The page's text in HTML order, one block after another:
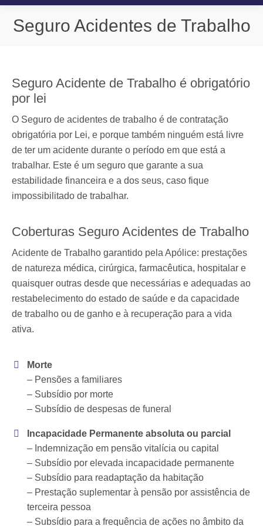
Seguro Acidentes de Trabalho
You are here:
Seguro Acidente de Trabalho é obrigatório
por lei
O Seguro de acidentes de trabalho é de contratação
obrigatória por Lei, e porque também ninguém está livre
de ter um acidente durante o período em que está a
trabalhar. Este é um seguro que garante a sua
estabilidade financeira e a dos seus, caso fique
impossibilitado de trabalhar.
Coberturas Seguro Acidentes de Trabalho
Acidente de Trabalho garantido pela Apólice: prestações
de natureza médica, cirúrgica, farmacêutica, hospitalar e
quaisquer outras desde que necessárias e adequadas ao
restabelecimento do estado de saúde e da capacidade
de trabalho ou de ganho e à recuperação para a vida
ativa.
Morte
– Pensões a familiares
– Subsídio por morte
– Subsídio de despesas de funeral
Incapacidade Permanente absoluta ou parcial
– Indemnização em pensão vitalícia ou capital
– Subsídio por elevada incapacidade permanente
– Subsídio para readaptação da habitação
– Prestação suplementar à pensão por assistência de
terceira pessoa
– Subsídio para a frequência de ações no âmbito da